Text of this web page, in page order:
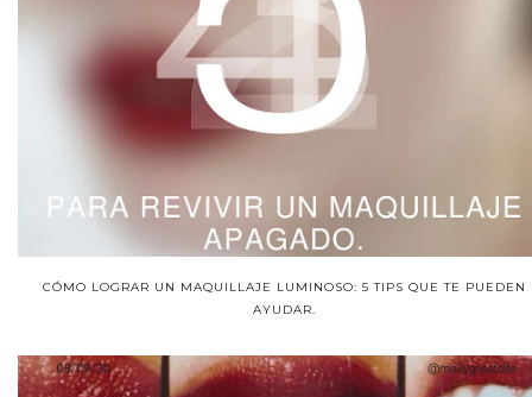
CÓMO LOGRAR UN MAQUILLAJE LUMINOSO: 5 TIPS QUE TE PUEDEN
AYUDAR.